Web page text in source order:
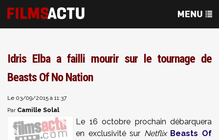
Idris Elba a failli mourir sur le tournage de
Beasts Of No Nation
Le 03/09/2015 à 11:37
Par Camille Solal
Le 16 octobre prochain débarquera
en exclusivité sur Netflix Beasts Of